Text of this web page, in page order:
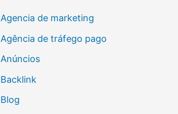
Agencia de marketing
Agência de tráfego pago
Anúncios
Backlink
Blog